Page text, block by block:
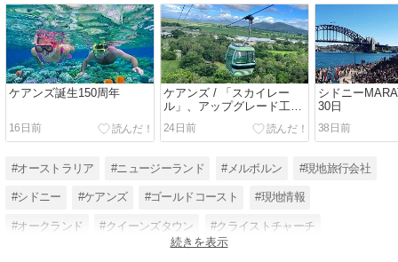
ケアンズ誕生150周年
16日前
ケアンズ / 「スカイレー
ル」、アップグレード工事
の日程について
24日前
シドニー
30日
38日前
#オーストラリア #ニュージーランド #メルボルン #現地旅行会社
#シドニー #ケアンズ #ゴールドコースト #現地情報
#オークランド #クイーンズタウン #クライストチャーチ
続きを表示